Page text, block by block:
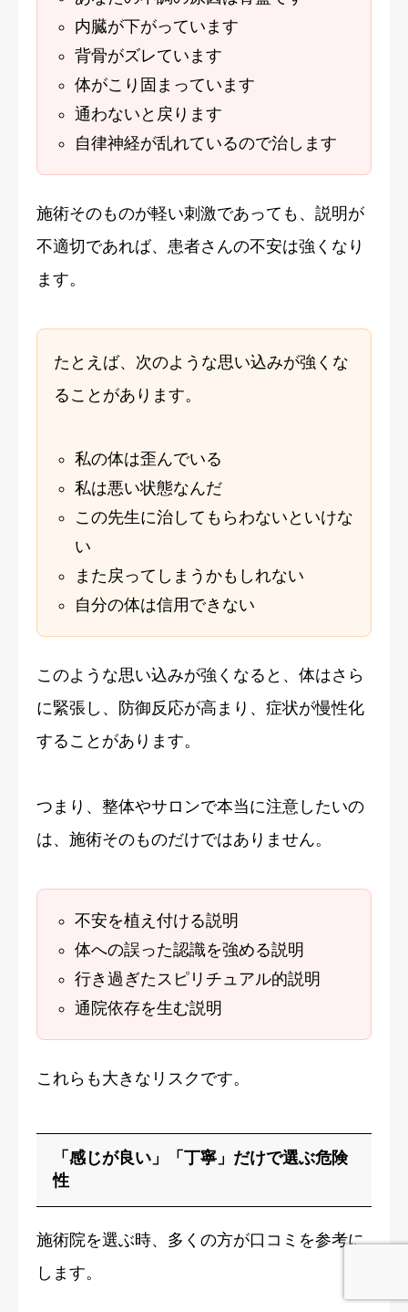
内臓が下がっています
背骨がズレています
体がこり固まっています
通わないと戻ります
自律神経が乱れているので治します
施術そのものが軽い刺激であっても、説明が
不適切であれば、患者さんの不安は強くなり
ます。
たとえば、次のような思い込みが強くな
ることがあります。
私の体は歪んでいる
私は悪い状態なんだ
この先生に治してもらわないといけな
い
また戻ってしまうかもしれない
自分の体は信用できない
このような思い込みが強くなると、体はさら
に緊張し、防御反応が高まり、症状が慢性化
することがあります。
つまり、整体やサロンで本当に注意したいの
は、施術そのものだけではありません。
不安を植え付ける説明
体への誤った認識を強める説明
行き過ぎたスピリチュアル的説明
通院依存を生む説明
これらも大きなリスクです。
「感じが良い」「丁寧」だけで選ぶ危険
性
施術院を選ぶ時、多くの方が口コミを参考に
します。